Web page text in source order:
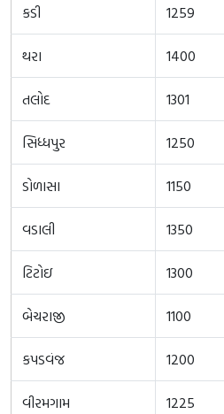
કડી 1259
થરા 1400
તલોદ 1301
સિધ્ધપુર 1250
ડોળાસા 1150
વડાલી 1350
ટિટોઇ 1300
બેચરાજી 1100
કપડવંજ 1200
વીરમગામ 1225